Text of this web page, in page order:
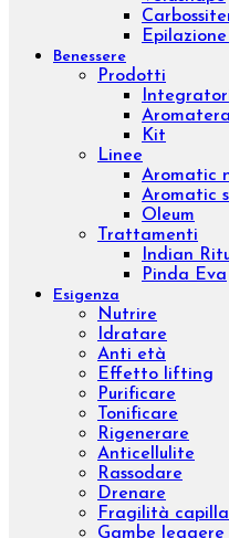
Prodotti
Creme
Esfolianti
Oli corpo
Fanghi
Bendaggi
Kit corpo
Linee
Push-up
Sculpture
Osmo
Aromatic
Aromatic
Luxury
Wrap
Slim
Trattamenti
Brossage
Lissaggio
Sculpture
Wrap
Velashape
Epilazione